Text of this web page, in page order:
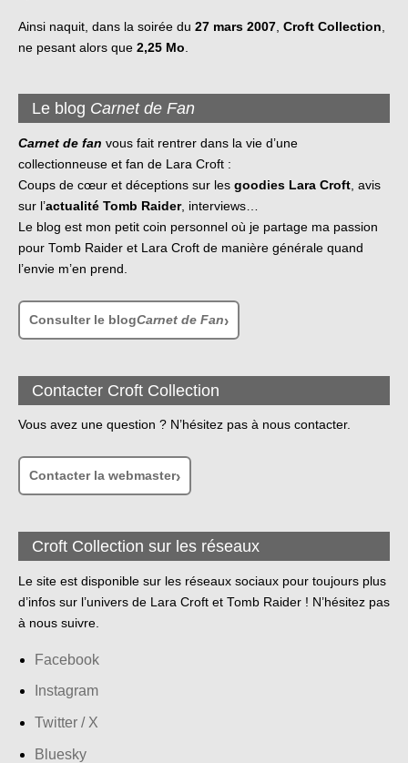
Ainsi naquit, dans la soirée du 27 mars 2007 Croft Collection
ne pesant alors que 2,25 Mo
Le blog Carnet de Fan
Carnet de fan vous fait rentrer dans la vie d’une
collectionneuse et fan de Lara Croft :
Coups de cœur et déceptions sur les goodies Lara Croft, avis
sur l’actualité Tomb Raider, interviews…
Le blog est mon petit coin personnel où je partage ma passion
pour Tomb Raider et Lara Croft de manière générale quand
l’envie m’en prend.
Consulter le blogCarnet de Fan
Contacter Croft Collection
Vous avez une question ? N’hésitez pas à nous contacter.
Contacter la webmaster
Croft Collection sur les réseaux
Le site est disponible sur les réseaux sociaux pour toujours plus
d’infos sur l’univers de Lara Croft et Tomb Raider ! N’hésitez pas
à nous suivre.
Facebook
Instagram
Twitter / X
Bluesky